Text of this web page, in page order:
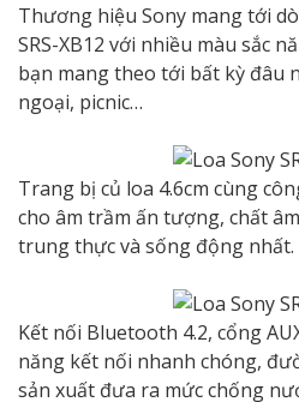
Thương hiệu Sony mang tới
SRS-XB12 với nhiều màu sắc
bạn mang theo tới bất kỳ đâu
ngoại, picnic…
Trang bị củ loa 4.6cm cùng
cho âm trầm ấn tượng, chất
trung thực và sống động nhất.
Kết nối Bluetooth 4.2, cổng
năng kết nối nhanh chóng,
sản xuất đưa ra mức chống